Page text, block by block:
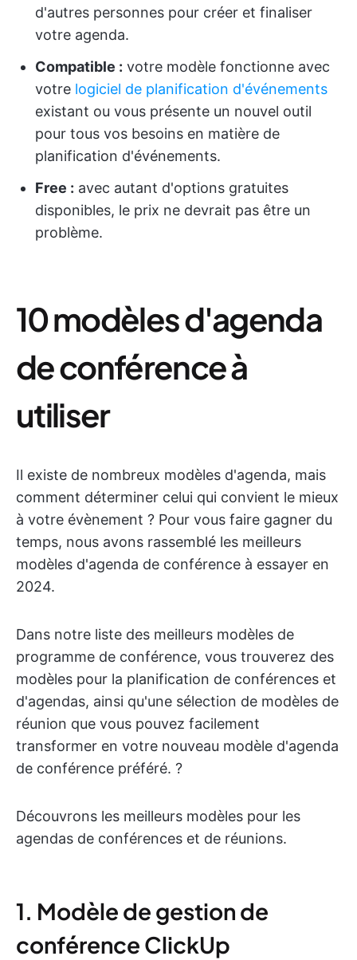
d'autres personnes pour créer et finaliser
votre agenda.
Compatible : votre modèle fonctionne avec
votre logiciel de planification d'événements
existant ou vous présente un nouvel outil
pour tous vos besoins en matière de
planification d'événements.
Free : avec autant d'options gratuites
disponibles, le prix ne devrait pas être un
problème.
10 modèles d'agenda
de conférence à
utiliser
Il existe de nombreux modèles d'agenda, mais
comment déterminer celui qui convient le mieux
à votre évènement ? Pour vous faire gagner du
temps, nous avons rassemblé les meilleurs
modèles d'agenda de conférence à essayer en
2024.
Dans notre liste des meilleurs modèles de
programme de conférence, vous trouverez des
modèles pour la planification de conférences et
d'agendas, ainsi qu'une sélection de modèles de
réunion que vous pouvez facilement
transformer en votre nouveau modèle d'agenda
de conférence préféré. ?
Découvrons les meilleurs modèles pour les
agendas de conférences et de réunions.
1. Modèle de gestion de
conférence ClickUp